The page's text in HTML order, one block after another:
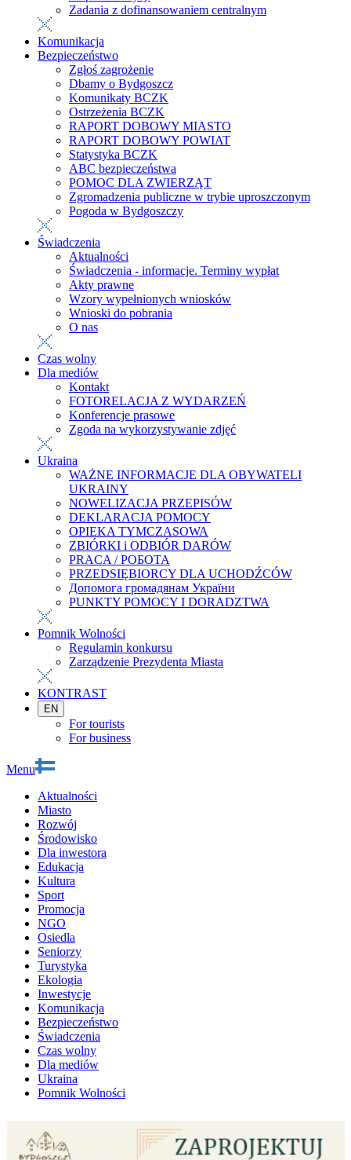
Zadania z dofinansowaniem centralnym
Komunikacja
Bezpieczeństwo
Zgłoś zagrożenie
Dbamy o Bydgoszcz
Komunikaty BCZK
Ostrzeżenia BCZK
RAPORT DOBOWY MIASTO
RAPORT DOBOWY POWIAT
Statystyka BCZK
ABC bezpieczeństwa
POMOC DLA ZWIERZĄT
Zgromadzenia publiczne w trybie uproszczonym
Pogoda w Bydgoszczy
Świadczenia
Aktualności
Świadczenia - informacje. Terminy wypłat
Akty prawne
Wzory wypełnionych wniosków
Wnioski do pobrania
O nas
Czas wolny
Dla mediów
Kontakt
FOTORELACJA Z WYDARZEŃ
Konferencje prasowe
Zgoda na wykorzystywanie zdjęć
Ukraina
WAŻNE INFORMACJE DLA OBYWATELI
UKRAINY
NOWELIZACJA PRZEPISÓW
DEKLARACJA POMOCY
OPIEKA TYMCZASOWA
ZBIÓRKI i ODBIÓR DARÓW
PRACA / РОБОТА
PRZEDSIĘBIORCY DLA UCHODŹCÓW
Допомога громадянам України
PUNKTY POMOCY I DORADZTWA
Pomnik Wolności
Regulamin konkursu
Zarządzenie Prezydenta Miasta
KONTRAST
EN
For tourists
For business
Menu
Aktualności
Miasto
Rozwój
Środowisko
Dla inwestora
Edukacja
Kultura
Sport
Promocja
NGO
Osiedla
Seniorzy
Turystyka
Ekologia
Inwestycje
Komunikacja
Bezpieczeństwo
Świadczenia
Czas wolny
Dla mediów
Ukraina
Pomnik Wolności